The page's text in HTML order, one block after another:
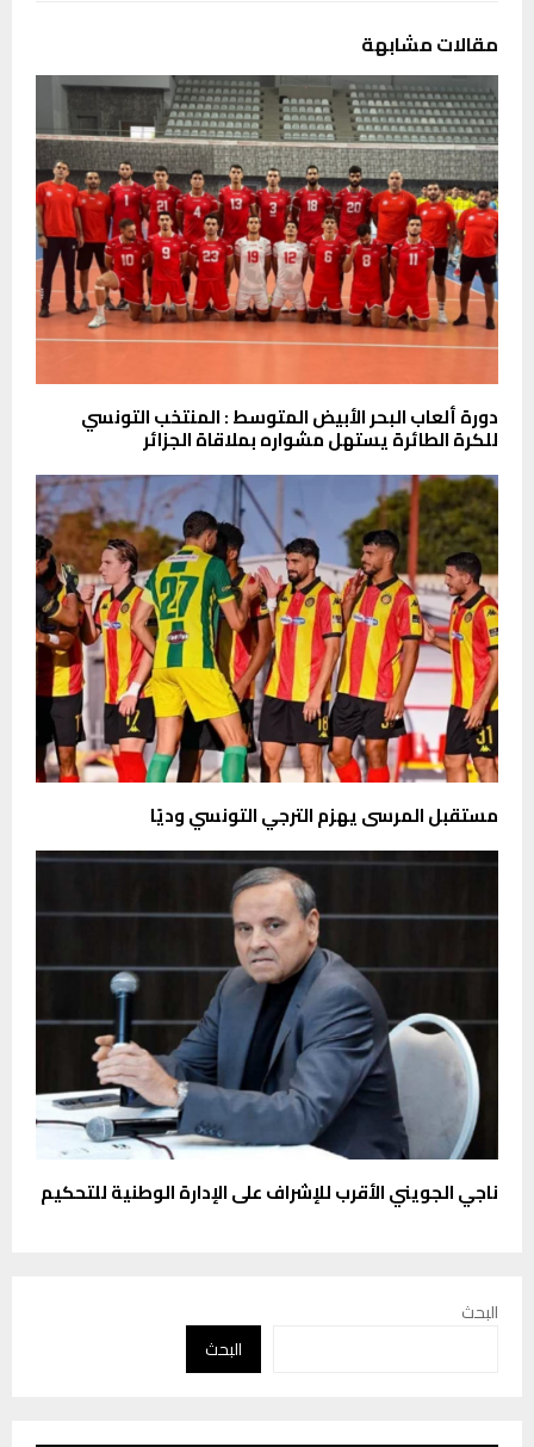
مقالات مشابهة
دورة ألعاب البحر الأبيض المتوسط : المنتخب التونسي
للكرة الطائرة يستهل مشواره بملاقاة الجزائر
مستقبل المرسى يهزم الترجي التونسي وديًا
ناجي الجويني الأقرب للإشراف على الإدارة الوطنية للتحكيم
البحث
البحث